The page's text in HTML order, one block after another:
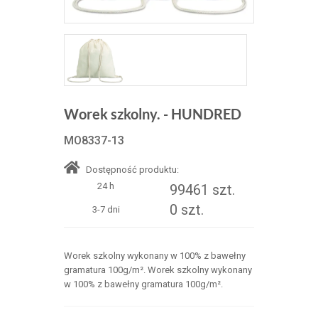
Worek szkolny. - HUNDRED
MO8337-13
Dostępność produktu:
24 h
99461 szt.
3-7 dni 0 szt.
Worek szkolny wykonany w 100% z bawełny
gramatura 100g/m². Worek szkolny wykonany
w 100% z bawełny gramatura 100g/m².